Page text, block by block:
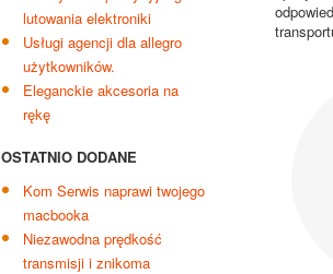
lutowania elektroniki
Usługi agencji dla allegro
użytkowników.
Eleganckie akcesoria na
rękę
OSTATNIO DODANE
Kom Serwis naprawi twojego
macbooka
Niezawodna prędkość
transmisji i znikoma